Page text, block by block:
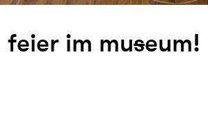
feier im museum!